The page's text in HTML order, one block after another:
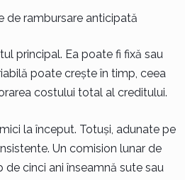
de rambursare anticipată
principal. Ea poate fi fixă sau
poate crește în timp, ceea
costului total al creditului.
la început. Totuși, adunate pe
Un comision lunar de
cinci ani înseamnă sute sau